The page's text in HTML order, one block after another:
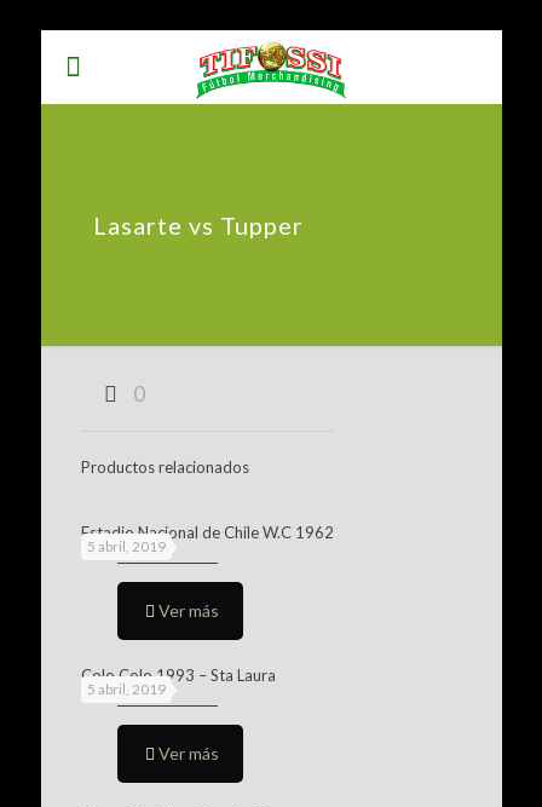
Lasarte vs Tupper
0
Productos relacionados
5 abril, 2019
Estadio Nacional de Chile W.C 1962
Ver más
5 abril, 2019
Colo Colo 1993 – Sta Laura
Ver más